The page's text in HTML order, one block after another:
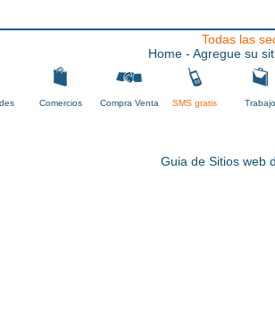
Todas las
Home - Agregue su
Comercios Compra Venta SMS gratis Trabajo
Guia de Sitios web